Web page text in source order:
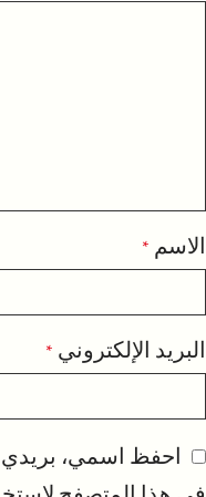
الاسم *
البريد الإلكتروني *
احفظ اسمي، بريدي